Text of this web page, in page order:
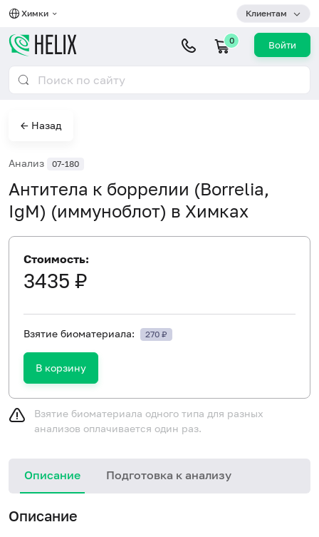
Химки Клиентам
0 Войти
← Назад
Анализ 07-180
Антитела к боррелии (Borrelia,
IgM) (иммуноблот) в Химках
Стоимость:
3435 ₽
Взятие биоматериала: 270 ₽
В корзину
Взятие биоматериала одного типа для разных
анализов оплачивается один раз.
Описание Подготовка к анализу
Описание